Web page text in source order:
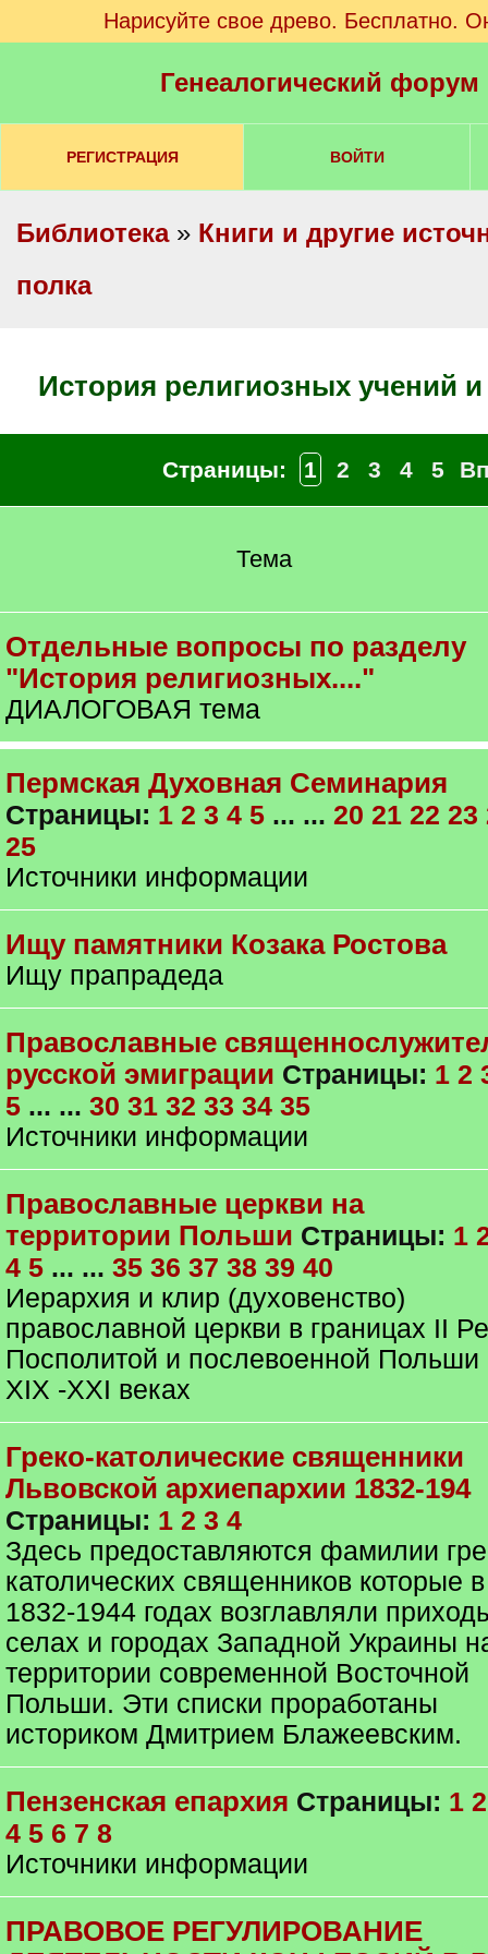
Нарисуйте свое древо. Бесплатно.
Генеалогический
РЕГИСТРАЦИЯ ВОЙТИ
Библиотека» Книги и другие
полка
История религиозных учений
Страницы: 1 2 3 4 5
Тема
Отдельные вопросы по разделу
"История религиозных...."
ДИАЛОГОВАЯ тема
Пермская Духовная Семинария
Страницы: 1 2 3 4 5 ... ... 20 21 22 23
25
Источники информации
Ищу памятники Козака Ростова
Ищу прапрадеда
Православные
русской эмиграции Страницы: 1 2
5 ... ... 30 31 32 33 34 35
Источники информации
Православные церкви на
территории Польши Страницы: 1
4 5 ... ... 35 36 37 38 39 40
Иерархия и клир (духовенство)
православной церкви в границах II
Посполитой и послевоенной Польши
XIX -XXI веках
Греко-католические священники
Львовской архиепархии 1832-194
Страницы: 1 2 3 4
Здесь предоставляются фамилии
католических священников которые в
1832-1944 годах возглавляли
селах и городах Западной Украины
территории современной Восточной
Польши. Эти списки проработаны
историком Дмитрием Блажеевским.
Пензенская епархия Страницы: 1 2
4 5 6 7 8
Источники информации
ПРАВОВОЕ РЕГУЛИРОВАНИЕ